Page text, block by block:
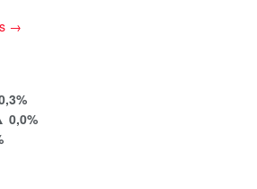
→
0,0%